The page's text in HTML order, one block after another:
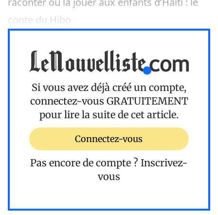
conte du Hibo
Si vous avez déjà créé un compte,
connectez-vous GRATUITEMENT
pour lire la suite de cet article.
Connectez-vous
Pas encore de compte ? Inscrivez-
vous